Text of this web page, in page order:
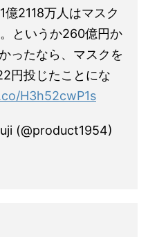
億2118万人はマスク
というか260億円か
ったなら、マスクを
円投じたことにな
H3h52cwP1s
(@product1954)